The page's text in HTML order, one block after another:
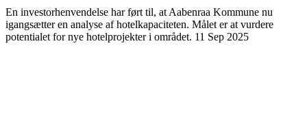
En investorhenvendelse har ført til, at Aabenraa Kommune nu
igangsætter en analyse af hotelkapaciteten. Målet er at vurdere
potentialet for nye hotelprojekter i området. 11 Sep 2025